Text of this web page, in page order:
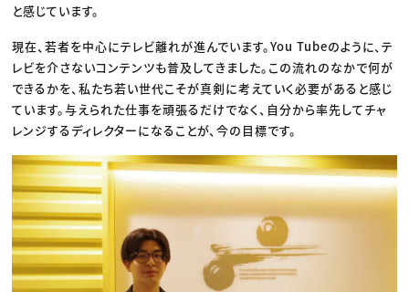
と感じています。
現在、若者を中心にテレビ離れが進んでいます。You Tubeのように、テ
レビを介さないコンテンツも普及してきました。この流れのなかで何が
できるかを、私たち若い世代こそが真剣に考えていく必要があると感じ
ています。与えられた仕事を頑張るだけでなく、自分から率先してチャ
レンジするディレクターになることが、今の目標です。